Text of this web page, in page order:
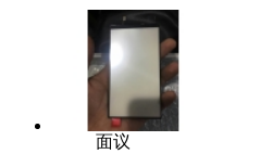
面议